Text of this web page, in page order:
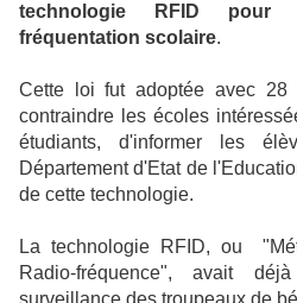
technologie RFID
fréquentation scolaire.
Cette loi fut adoptée avec
contraindre les écoles
étudiants, d'informer les
Département d'Etat de
de cette technologie.
La technologie RFID, ou
Radio-fréquence", avait